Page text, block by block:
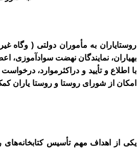
روستایاران به مأموران دولتی ( وگاه
بهیاران، نمایندگان نهضت سوادآموزی،
با اطلاع و تأیید و دراکثرموارد،
امکان از شورای روستا و روستا یاران
یکی از اهداف مهم تأسیس